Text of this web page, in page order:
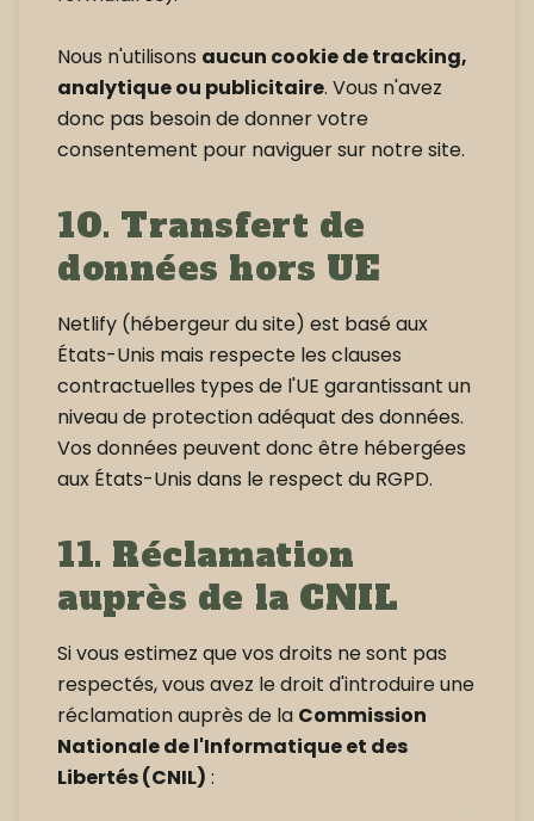
Nous n'utilisons aucun cookie de tracking,
analytique ou publicitaire. Vous n'avez
donc pas besoin de donner votre
consentement pour naviguer sur notre site.
10. Transfert de
données hors UE
Netlify (hébergeur du site) est basé aux
États-Unis mais respecte les clauses
contractuelles types de l'UE garantissant un
niveau de protection adéquat des données.
Vos données peuvent donc être hébergées
aux États-Unis dans le respect du RGPD.
11. Réclamation
auprès de la CNIL
Si vous estimez que vos droits ne sont pas
respectés, vous avez le droit d'introduire une
réclamation auprès de la Commission
Nationale de l'Informatique et des
Libertés (CNIL) :